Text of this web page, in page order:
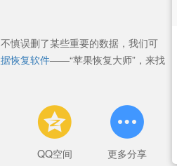
慎误删了某些重要的数据，我们可
恢复软件——“苹果恢复大师”，来找

QQ空间

更多分享